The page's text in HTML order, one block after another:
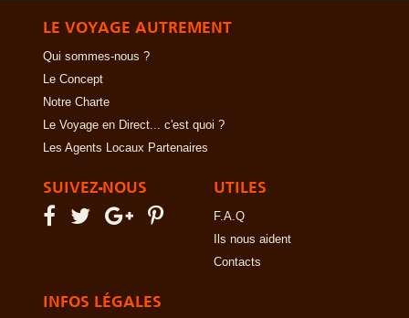
LE VOYAGE AUTREMENT
Qui sommes-nous ?
Le Concept
Notre Charte
Le Voyage en Direct... c'est quoi ?
Les Agents Locaux Partenaires
SUIVEZ-NOUS UTILES
F.A.Q
Ils nous aident
Contacts
INFOS LÉGALES